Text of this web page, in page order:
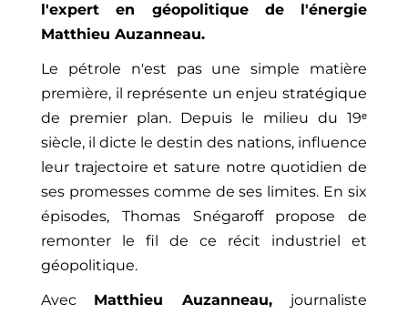
l'expert en géopolitique de l'énergie
Matthieu Auzanneau.
Le pétrole n'est pas une simple matière
première, il représente un enjeu stratégique
de premier plan. Depuis le milieu du 19ᵉ
siècle, il dicte le destin des nations, influence
leur trajectoire et sature notre quotidien de
ses promesses comme de ses limites. En six
épisodes, Thomas Snégaroff propose de
remonter le fil de ce récit industriel et
géopolitique.
Avec Matthieu Auzanneau, journaliste